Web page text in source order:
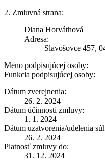
2. Zmluvná strana:
Diana Horváthová
Adresa:
Slavošovce 457,
Meno podpisujúcej osoby:
Funkcia podpisujúcej osoby:
Dátum zverejnenia:
26. 2. 2024
Dátum účinnosti zmluvy:
1. 1. 2024
Dátum uzatvorenia/udelenia
26. 2. 2024
Platnosť zmluvy do:
31. 12. 2024